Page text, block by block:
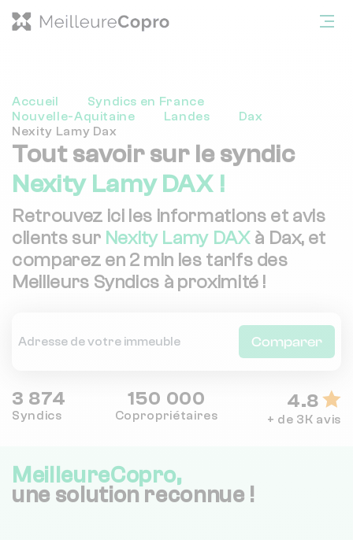
Accueil
Syndics en France
Nouvelle-Aquitaine
Landes
Dax
Nexity Lamy Dax
Tout savoir sur le syndic
Nexity Lamy DAX !
Retrouvez ici les informations et avis
clients sur Nexity Lamy DAX à Dax, et
comparez en 2 min les tarifs des
Meilleurs Syndics à proximité !
Comparer
3 874
Syndics
150 000
Copropriétaires
4.8
+ de 3K avis
MeilleureCopro,
une solution reconnue !